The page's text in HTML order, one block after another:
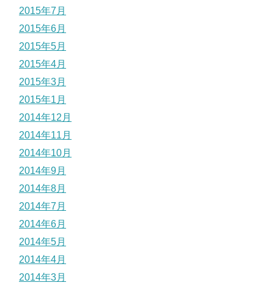
2015年7月
2015年6月
2015年5月
2015年4月
2015年3月
2015年1月
2014年12月
2014年11月
2014年10月
2014年9月
2014年8月
2014年7月
2014年6月
2014年5月
2014年4月
2014年3月